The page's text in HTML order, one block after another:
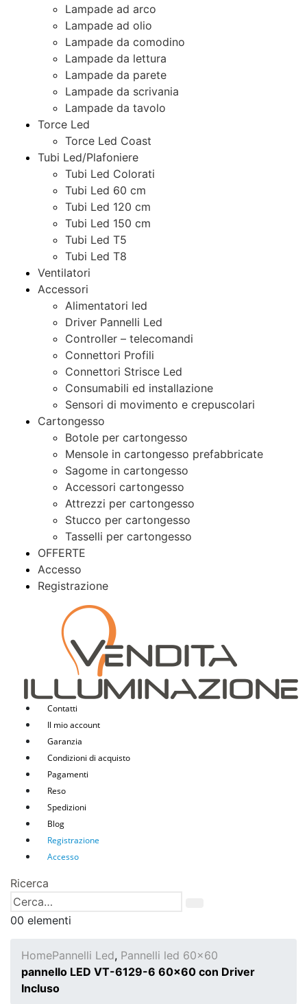
Lampade ad arco
Lampade ad olio
Lampade da comodino
Lampade da lettura
Lampade da parete
Lampade da scrivania
Lampade da tavolo
Torce Led
Torce Led Coast
Tubi Led/Plafoniere
Tubi Led Colorati
Tubi Led 60 cm
Tubi Led 120 cm
Tubi Led 150 cm
Tubi Led T5
Tubi Led T8
Ventilatori
Accessori
Alimentatori led
Driver Pannelli Led
Controller – telecomandi
Connettori Profili
Connettori Strisce Led
Consumabili ed installazione
Sensori di movimento e crepuscolari
Cartongesso
Botole per cartongesso
Mensole in cartongesso prefabbricate
Sagome in cartongesso
Accessori cartongesso
Attrezzi per cartongesso
Stucco per cartongesso
Tasselli per cartongesso
OFFERTE
Accesso
Registrazione
Contatti
Il mio account
Garanzia
Condizioni di acquisto
Pagamenti
Reso
Spedizioni
Blog
Registrazione
Accesso
Ricerca
00 elementi
HomePannelli Led, Pannelli led 60x60
pannello LED VT-6129-6 60×60 con Driver
Incluso